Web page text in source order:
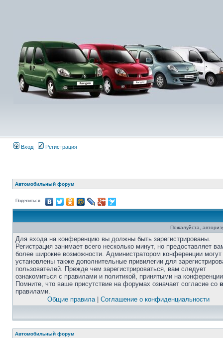
Вход Регистрация
Автомобильный форум
Поделиться
Пожалуйста,
Для входа на конференцию вы должны быть зарегистрированы.
Регистрация занимает всего несколько минут, но предоставляет
более широкие возможности. Администратором конференции
установлены также дополнительные привилегии для
пользователей. Прежде чем зарегистрироваться, вам следует
ознакомиться с правилами и политикой, принятыми на
Помните, что ваше присутствие на форумах означает согласие со
правилами.
Общие правила| Соглашение о конфиденциальности
Автомобильный форум